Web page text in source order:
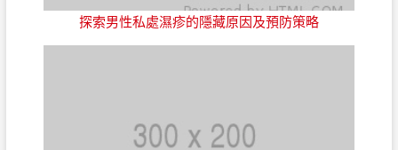
探索男性私處濕疹的隱藏原因及預防策略